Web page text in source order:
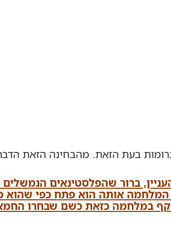
בעת הזאת. מהבחינה הזאת
ברור שהפלסטינאים הנמשלים
אותה הוא פתח כפי שהוא
במלחמה כזאת כשם שבחרו